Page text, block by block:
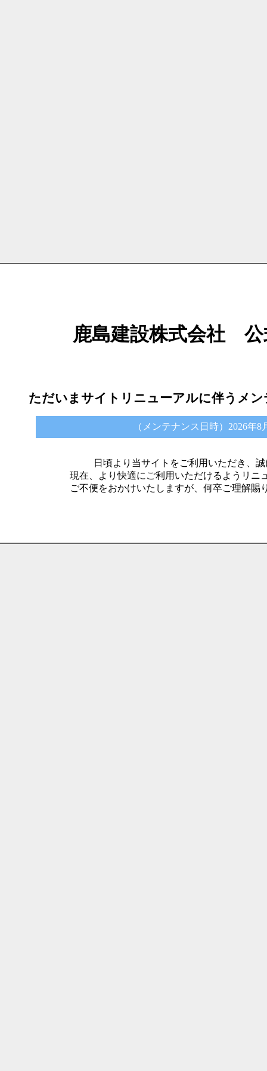
鹿島建設株式会社
ただいまサイトリニューアルに伴うメ
（メンテナンス日時）2026年8
日頃より当サイトをご利用いただき、
現在、より快適にご利用いただけるようリニ
ご不便をおかけいたしますが、何卒ご理解賜